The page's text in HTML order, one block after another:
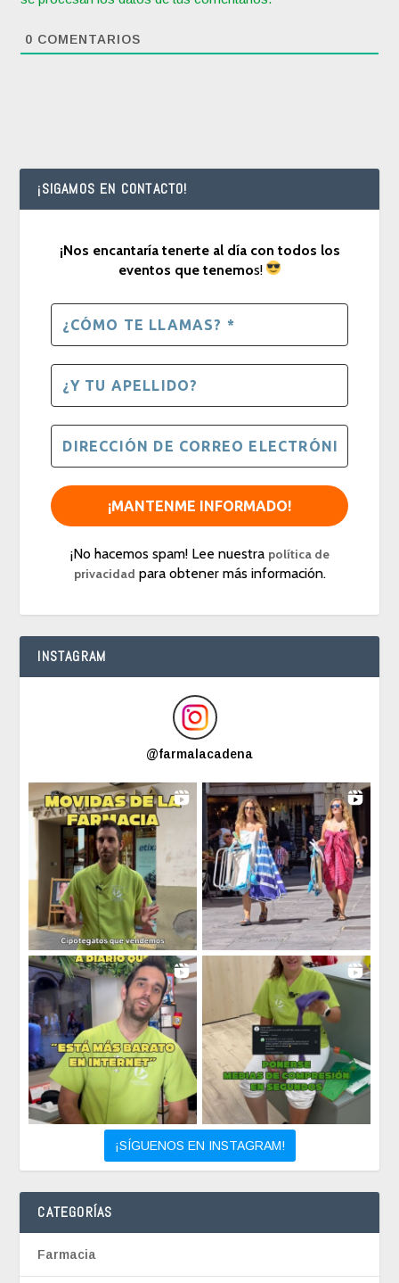
0 COMENTARIOS
¡SIGAMOS EN CONTACTO!
¡Nos encantaría tenerte al día con todos los
eventos que tenemos!
¡No hacemos spam! Lee nuestra política de
privacidad para obtener más información.
INSTAGRAM
@farmalacadena
¡SÍGUENOS EN INSTAGRAM!
CATEGORÍAS
Farmacia